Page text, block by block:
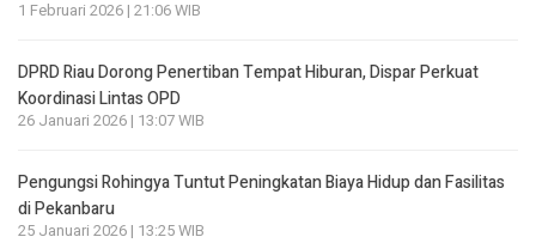
1 Februari 2026 | 21:06 WIB
DPRD Riau Dorong Penertiban Tempat Hiburan, Dispar Perkuat
Koordinasi Lintas OPD
26 Januari 2026 | 13:07 WIB
Pengungsi Rohingya Tuntut Peningkatan Biaya Hidup dan Fasilitas
di Pekanbaru
25 Januari 2026 | 13:25 WIB